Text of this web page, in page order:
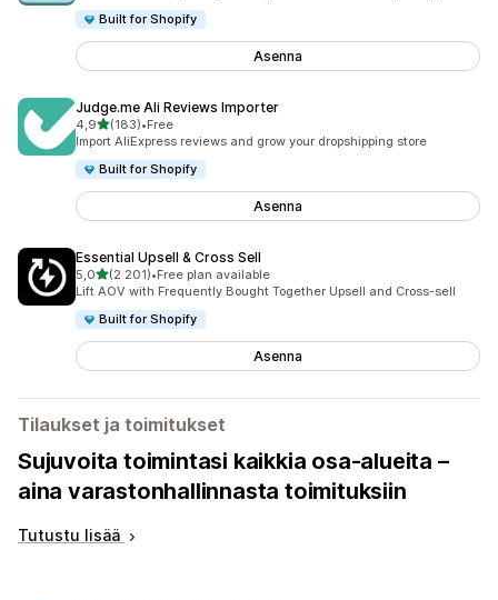
Built for Shopify
Asenna
Judge.me Ali Reviews Importer
4,9/ 5 tähteä
(183)
183 arvostelua yhteensä
•Free
Import AliExpress reviews and grow your dropshipping store
Built for Shopify
Asenna
Essential Upsell & Cross Sell
5,0/ 5 tähteä
(2 201)
2201 arvostelua yhteensä
•Free plan available
Lift AOV with Frequently Bought Together Upsell and Cross-sell
Built for Shopify
Asenna
Tilaukset ja toimitukset
Sujuvoita toimintasi kaikkia osa-alueita –
aina varastonhallinnasta toimituksiin
Tutustu lisää